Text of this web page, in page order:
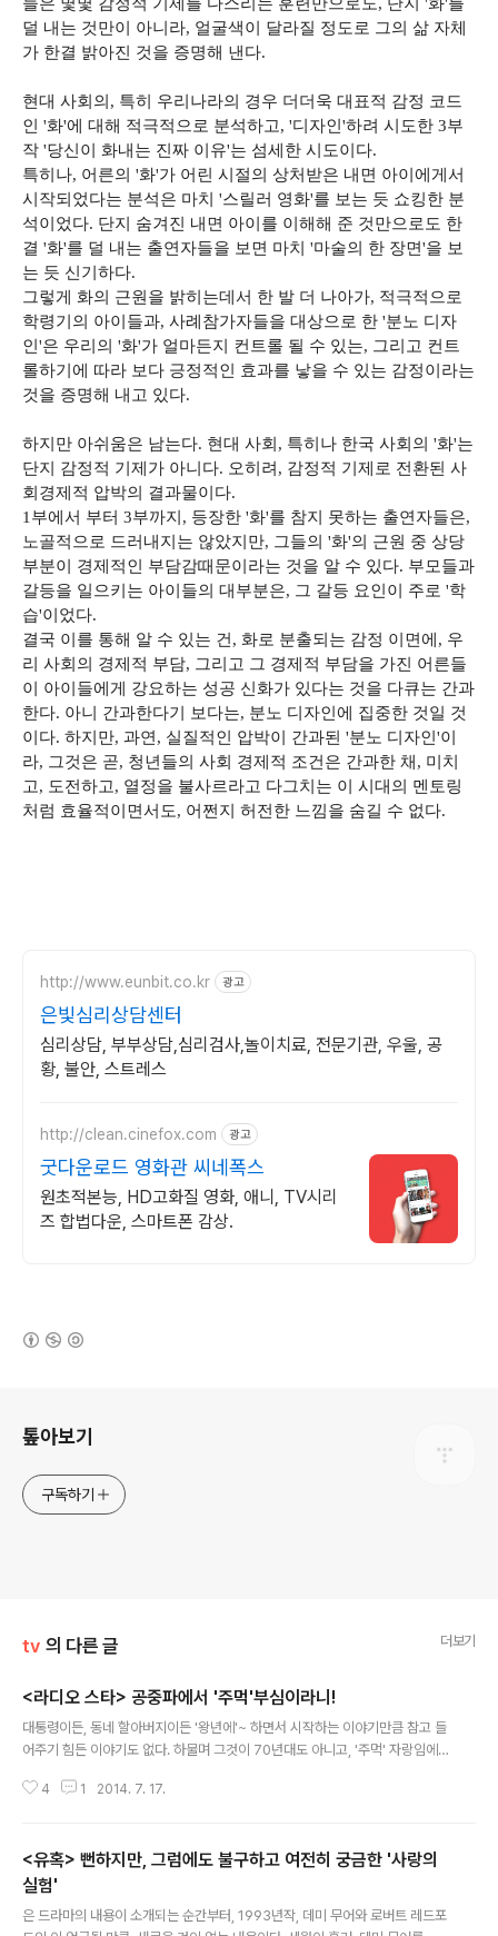
덜 내는 것만이 아니라, 얼굴색이 달라질 정도로 그의 삶 자체
가 한결 밝아진 것을 증명해 낸다.
현대 사회의, 특히 우리나라의 경우 더더욱 대표적 감정 코드
인 '화'에 대해 적극적으로 분석하고, '디자인'하려 시도한 3부
작 '당신이 화내는 진짜 이유'는 섬세한 시도이다.
특히나, 어른의 '화'가 어린 시절의 상처받은 내면 아이에게서
시작되었다는 분석은 마치 '스릴러 영화'를 보는 듯 쇼킹한 분
석이었다. 단지 숨겨진 내면 아이를 이해해 준 것만으로도 한
결 '화'를 덜 내는 출연자들을 보면 마치 '마술의 한 장면'을 보
는 듯 신기하다.
그렇게 화의 근원을 밝히는데서 한 발 더 나아가, 적극적으로
학령기의 아이들과, 사례참가자들을 대상으로 한 '분노 디자
인'은 우리의 '화'가 얼마든지 컨트롤 될 수 있는, 그리고 컨트
롤하기에 따라 보다 긍정적인 효과를 낳을 수 있는 감정이라는
것을 증명해 내고 있다.
하지만 아쉬움은 남는다. 현대 사회, 특히나 한국 사회의 '화'는
단지 감정적 기제가 아니다. 오히려, 감정적 기제로 전환된 사
회경제적 압박의 결과물이다.
1부에서 부터 3부까지, 등장한 '화'를 참지 못하는 출연자들은,
노골적으로 드러내지는 않았지만, 그들의 '화'의 근원 중 상당
부분이 경제적인 부담감때문이라는 것을 알 수 있다. 부모들과
갈등을 일으키는 아이들의 대부분은, 그 갈등 요인이 주로 '학
습'이었다.
결국 이를 통해 알 수 있는 건, 화로 분출되는 감정 이면에, 우
리 사회의 경제적 부담, 그리고 그 경제적 부담을 가진 어른들
이 아이들에게 강요하는 성공 신화가 있다는 것을 다큐는 간과
한다. 아니 간과한다기 보다는, 분노 디자인에 집중한 것일 것
이다. 하지만, 과연, 실질적인 압박이 간과된 '분노 디자인'이
라, 그것은 곧, 청년들의 사회 경제적 조건은 간과한 채, 미치
고, 도전하고, 열정을 불사르라고 다그치는 이 시대의 멘토링
처럼 효율적이면서도, 어쩐지 허전한 느낌을 숨길 수 없다.
http://www.eunbit.co.kr 광고
은빛심리상담센터
심리상담, 부부상담,심리검사,놀이치료, 전문기관, 우울, 공
황, 불안, 스트레스
http://clean.cinefox.com 광고
굿다운로드 영화관 씨네폭스
원초적본능, HD고화질 영화, 애니, TV시리
즈 합법다운, 스마트폰 감상.
톺아보기
구독하기
tv 의 다른 글 더보기
<라디오 스타> 공중파에서 '주먹'부심이라니!
대통령이든, 동네 할아버지이든 '왕년에'~ 하면서 시작하는 이야기만큼 참고 들
어주기 힘든 이야기도 없다. 하물며 그것이 70년대도 아니고, '주먹' 자랑임에
던 영광이라기 보다는, 영화 '바람'같은 폼잡아보지만, 그럼에도 불구하고 '찌질
찾아 일찌감치 사회로 진출(?)해 버리는 시절에, 는 무려 두 번째, 전설의 주먹
시리즈를 방영한다. 그나마 첫 번째 전설의 주먹 시리즈는 애교라도 있었다. 타
칭 전설의 주먹이라 불리워 진다는 박남현, 홍기훈, 유태웅은 스스로 '평화주..
4 1 2014. 7. 17.
<유혹> 뻔하지만, 그럼에도 불구하고 여전히 궁금한 '사랑의
실험'
은 드라마의 내용이 소개되는 순간부터, 1993년작, 데미 무어와 로버트 레드포